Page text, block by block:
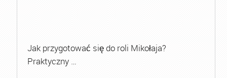
Jak przygotować się do roli Mikołaja?
Praktyczny …